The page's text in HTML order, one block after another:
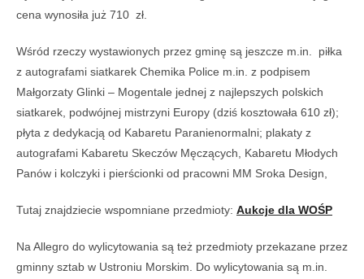
cena wynosiła już 710 zł.
Wśród rzeczy wystawionych przez gminę są jeszcze m.in. piłka
z autografami siatkarek Chemika Police m.in. z podpisem
Małgorzaty Glinki – Mogentale jednej z najlepszych polskich
siatkarek, podwójnej mistrzyni Europy (dziś kosztowała 610 zł);
płyta z dedykacją od Kabaretu Paranienormalni; plakaty z
autografami Kabaretu Skeczów Męczących, Kabaretu Młodych
Panów i kolczyki i pierścionki od pracowni MM Sroka Design,
Tutaj znajdziecie wspomniane przedmioty: Aukcje dla WOŚP
Na Allegro do wylicytowania są też przedmioty przekazane przez
gminny sztab w Ustroniu Morskim. Do wylicytowania są m.in.